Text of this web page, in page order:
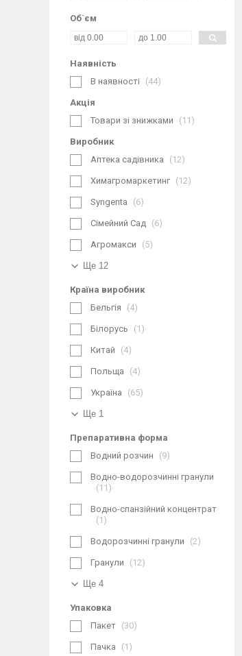
Об`єм
Наявність
В наявності
44
Акція
Товари зі знижками
11
Виробник
Аптека садівника
12
Химагромаркетинг 12
Syngenta 6
Сімейний Сад 6
Агромакси 5
Ще 12
Країна виробник
Бельгія
4
Білорусь 1
Китай 4
Польща 4
Україна 65
Ще 1
Препаративна форма
Водний розчин
9
Водно-водорозчинні гранули
11
Водно-спанзійний концентрат
1
Водорозчинні гранули 2
Гранули 12
Ще 4
Упаковка
Пакет
30
Пачка 1